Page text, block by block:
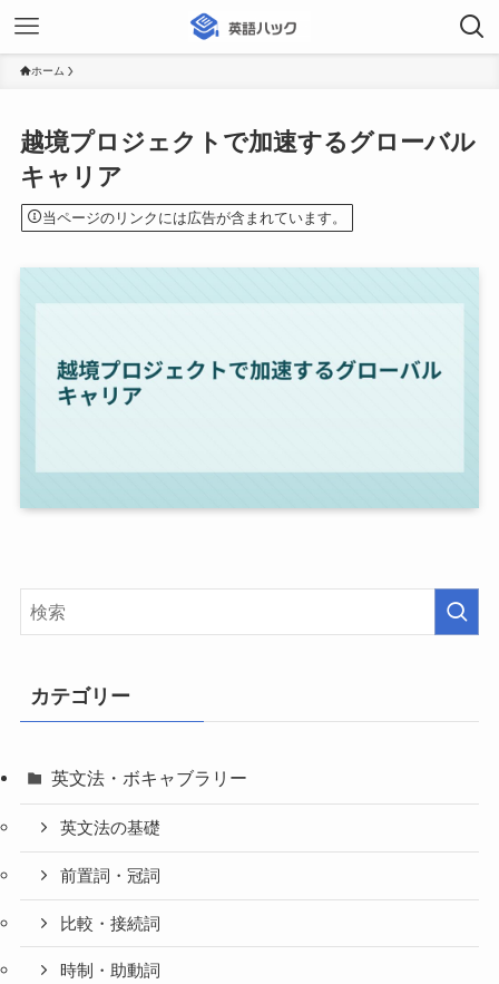
ホーム
越境プロジェクトで加速するグローバル
キャリア
当ページのリンクには広告が含まれています。
カテゴリー
英文法・ボキャブラリー
英文法の基礎
前置詞・冠詞
比較・接続詞
時制・助動詞